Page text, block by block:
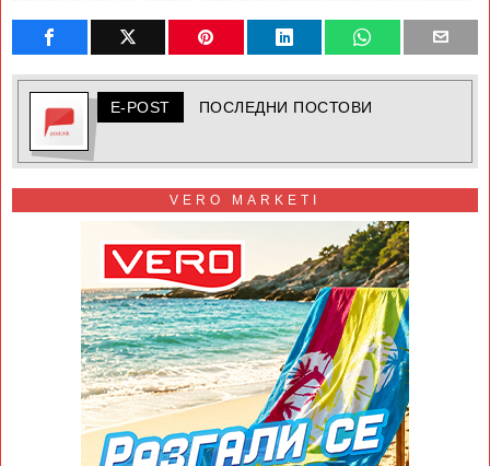
E-POST ПОСЛЕДНИ ПОСТОВИ
VERO MARKETI